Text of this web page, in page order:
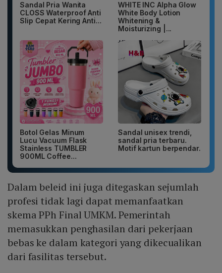
Sandal Pria Wanita
CLOSS Waterproof Anti
Slip Cepat Kering Anti...
WHITE INC Alpha Glow
White Body Lotion
Whitening &
Moisturizing |...
Botol Gelas Minum
Lucu Vacuum Flask
Stainless TUMBLER
900ML Coffee...
Sandal unisex trendi,
sandal pria terbaru.
Motif kartun berpendar.
Dalam beleid ini juga ditegaskan sejumlah
profesi tidak lagi dapat memanfaatkan
skema PPh Final UMKM. Pemerintah
memasukkan penghasilan dari pekerjaan
bebas ke dalam kategori yang dikecualikan
dari fasilitas tersebut.